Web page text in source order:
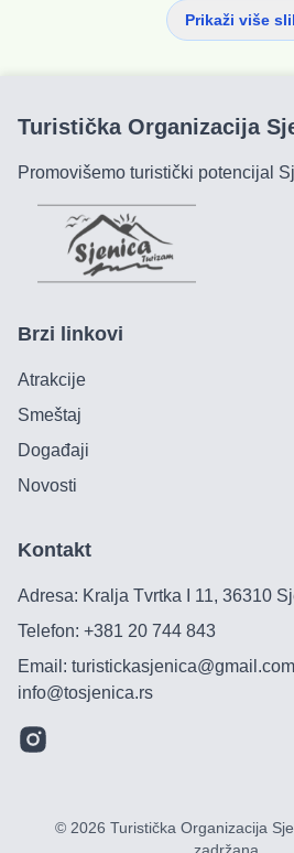
Prikaži više
Turistička Organizacija
Promovišemo turistički potencijal
Brzi linkovi
Atrakcije
Smeštaj
Događaji
Novosti
Kontakt
Adresa: Kralja Tvrtka I 11, 36310
Telefon: +381 20 744 843
Email: turistickasjenica@gmail.com
info@tosjenica.rs
© 2026 Turistička Organizacija